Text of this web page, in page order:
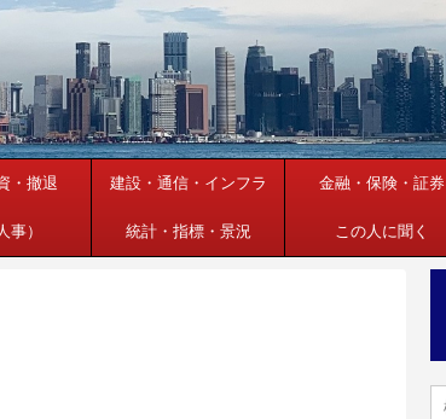
・撤退 建設・通信・インフラ 金融・保険・証券
事） 統計・指標・景況 この人に聞く